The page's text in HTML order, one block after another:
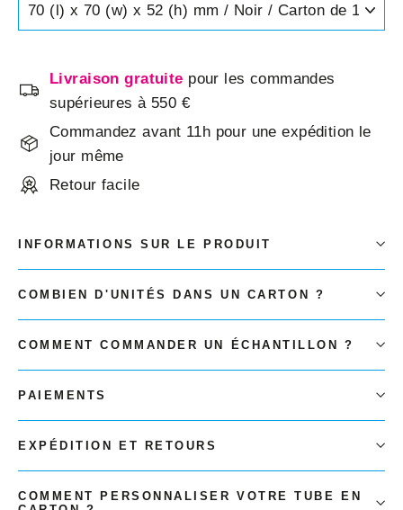
Livraison gratuite pour les commandes
supérieures à 550 €
Commandez avant 11h pour une expédition le
jour même
Retour facile
INFORMATIONS SUR LE PRODUIT
COMBIEN D'UNITÉS DANS UN CARTON ?
COMMENT COMMANDER UN ÉCHANTILLON ?
PAIEMENTS
EXPÉDITION ET RETOURS
COMMENT PERSONNALISER VOTRE TUBE EN